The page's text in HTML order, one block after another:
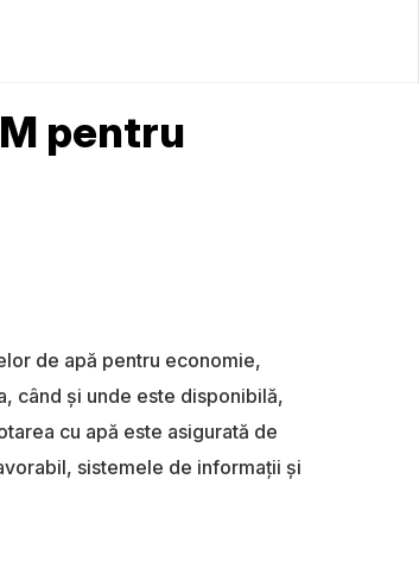
pentru
de apă pentru economie,
când și unde este disponibilă,
cu apă este asigurată de
sistemele de informații și